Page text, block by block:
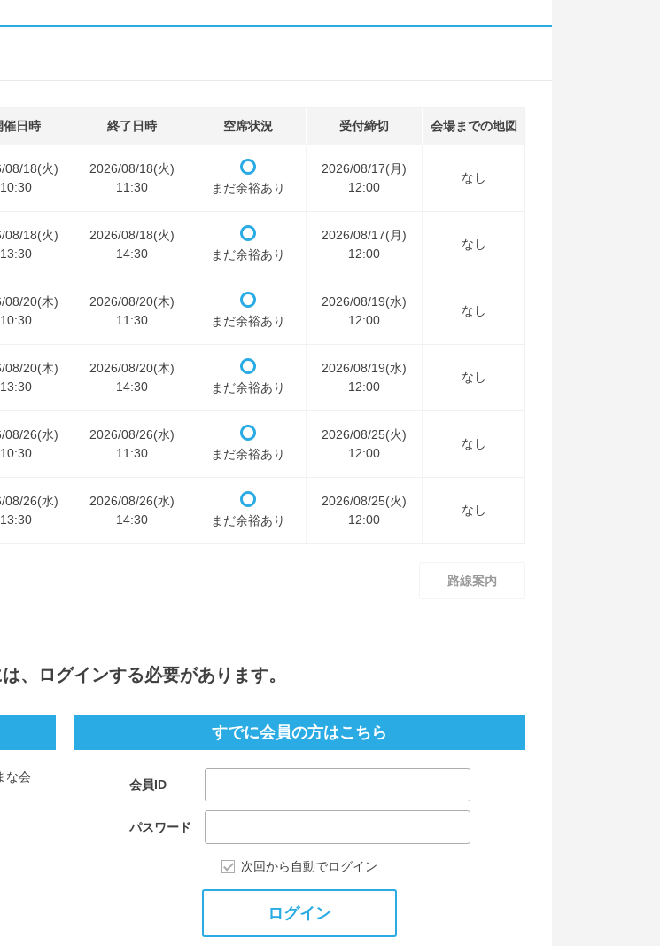
催日時 終了日時 空席状況 受付締切 会場までの地図
08/18(火)
10:30
2026/08/18(火)
11:30
まだ余裕あり
2026/08/17(月)
12:00
なし
08/18(火)
13:30
2026/08/18(火)
14:30
まだ余裕あり
2026/08/17(月)
12:00
なし
08/20(木)
10:30
2026/08/20(木)
11:30
まだ余裕あり
2026/08/19(水)
12:00
なし
08/20(木)
13:30
2026/08/20(木)
14:30
まだ余裕あり
2026/08/19(水)
12:00
なし
08/26(水)
10:30
2026/08/26(水)
11:30
まだ余裕あり
2026/08/25(火)
12:00
なし
08/26(水)
13:30
2026/08/26(水)
14:30
まだ余裕あり
2026/08/25(火)
12:00
なし
路線案内
、ログインする必要があります。
すでに会員の方はこちら
会員ID
パスワード
次回から自動でログイン
ログイン
な会